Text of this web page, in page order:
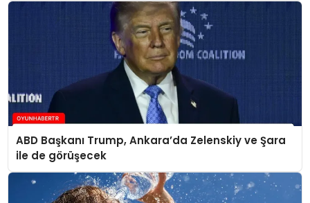
ABD Başkanı Trump, Ankara’da Zelenskiy ve Şara
ile de görüşecek